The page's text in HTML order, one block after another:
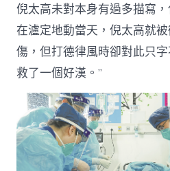
倪太高未對本身有過多描寫
在瀘定地動當天，倪太高就
傷，但打德律風時卻對此只
救了一個好漢。”